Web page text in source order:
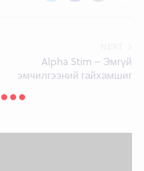
Alpha Stim – Эмгүй
эмчилгээний гайхамшиг